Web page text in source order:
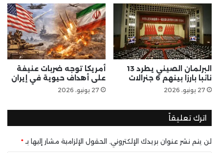
البرلمان الصيني يطرد 13
نائبا بارزا بينهم 6 جنرالات
27 يونيو، 2026
أمريكا توجه ضربات عنيفة
على أهداف حيوية في إيران
27 يونيو، 2026
اترك تعليقاً
لن يتم نشر عنوان بريدك الإلكتروني. الحقول الإلزامية مشار إليها بـ *